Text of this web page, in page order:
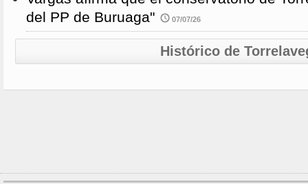
del PP de Buruaga"
07/07/26
Histórico de